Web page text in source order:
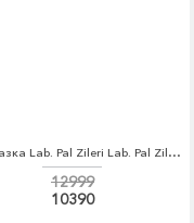
Водолазка Lab. Pal Zileri Lab. Pal Zileri LA059EMCEJK8
12999
10390